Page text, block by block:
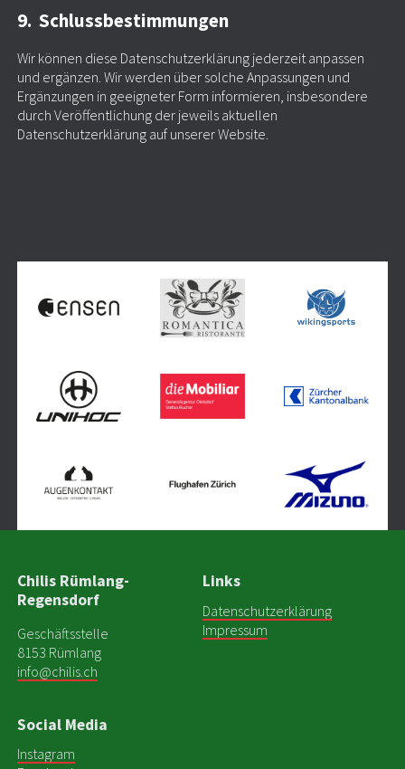
9. Schlussbestimmungen
Wir können diese Datenschutzerklärung jederzeit anpassen
und ergänzen. Wir werden über solche Anpassungen und
Ergänzungen in geeigneter Form informieren, insbesondere
durch Veröffentlichung der jeweils aktuellen
Datenschutzerklärung auf unserer Website.
Chilis Rümlang-
Regensdorf
Geschäftsstelle
8153 Rümlang
info@chilis.ch
Links
Datenschutzerklärung
Impressum
Social Media
Instagram